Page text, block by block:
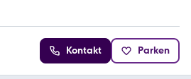
Kontakt Parken